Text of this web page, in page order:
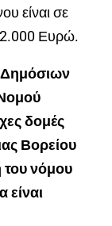
είναι σε
Ευρώ.
Δημόσιων
δομές
Βορείου
του νόμου
είναι